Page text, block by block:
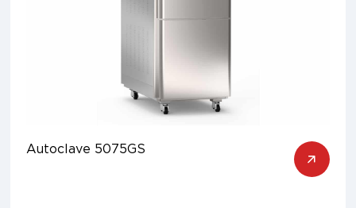
Autoclave 5075GS